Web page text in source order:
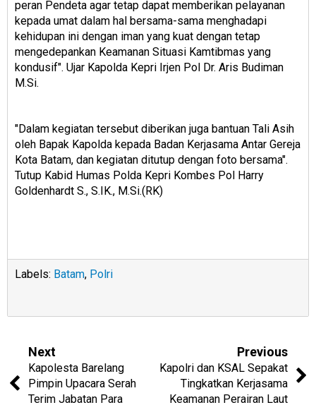
peran Pendeta agar tetap dapat memberikan pelayanan
kepada umat dalam hal bersama-sama menghadapi
kehidupan ini dengan iman yang kuat dengan tetap
mengedepankan Keamanan Situasi Kamtibmas yang
kondusif″. Ujar Kapolda Kepri Irjen Pol Dr. Aris Budiman
M.Si.
″Dalam kegiatan tersebut diberikan juga bantuan Tali Asih
oleh Bapak Kapolda kepada Badan Kerjasama Antar Gereja
Kota Batam, dan kegiatan ditutup dengan foto bersama″.
Tutup Kabid Humas Polda Kepri Kombes Pol Harry
Goldenhardt S., S.IK., M.Si.(RK)
Labels: Batam, Polri
Next
Kapolesta Barelang
Pimpin Upacara Serah
Terim Jabatan Para
Previous
Kapolri dan KSAL Sepakat
Tingkatkan Kerjasama
Keamanan Perairan Laut